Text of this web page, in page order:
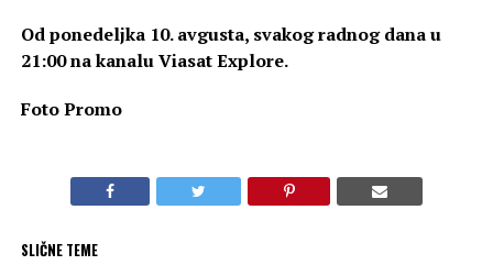
Od ponedeljka 10. avgusta, svakog radnog dana u
21:00 na kanalu Viasat Explore.
Foto Promo
SLIČNE TEME